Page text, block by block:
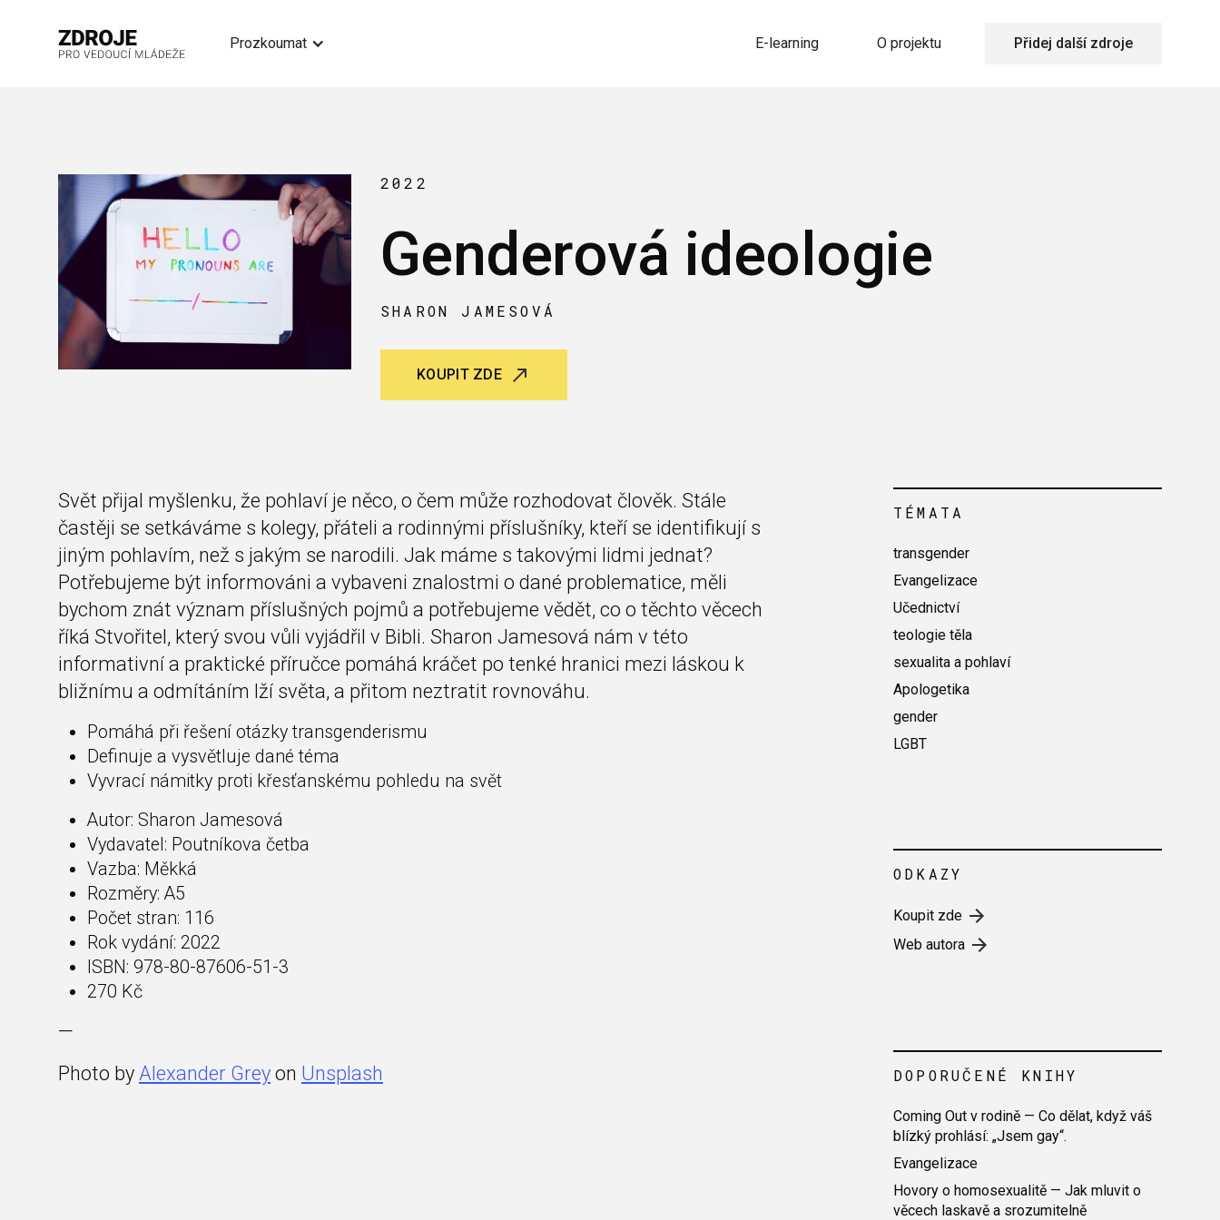
Prozkoumat E-learning O projektu Přidej další zdroje
2022
Genderová ideologie
SHARON JAMESOVÁ
KOUPIT ZDE
Svět přijal myšlenku, že pohlaví je něco, o čem může rozhodovat člověk. Stále
častěji se setkáváme s kolegy, přáteli a rodinnými příslušníky, kteří se identifikují s
jiným pohlavím, než s jakým se narodili. Jak máme s takovými lidmi jednat?
Potřebujeme být informováni a vybaveni znalostmi o dané problematice, měli
bychom znát význam příslušných pojmů a potřebujeme vědět, co o těchto věcech
říká Stvořitel, který svou vůli vyjádřil v Bibli. Sharon Jamesová nám v této
informativní a praktické příručce pomáhá kráčet po tenké hranici mezi láskou k
bližnímu a odmítáním lží světa, a přitom neztratit rovnováhu.
Pomáhá při řešení otázky transgenderismu
Definuje a vysvětluje dané téma
Vyvrací námitky proti křesťanskému pohledu na svět
Autor: Sharon Jamesová
Vydavatel: Poutníkova četba
Vazba: Měkká
Rozměry: A5
Počet stran: 116
Rok vydání: 2022
ISBN: 978-80-87606-51-3
270 Kč
—
Photo by Alexander Grey on Unsplash
TÉMATA
transgender
Evangelizace
Učednictví
teologie těla
sexualita a pohlaví
Apologetika
gender
LGBT
ODKAZY
Koupit zde
Web autora
DOPORUČENÉ KNIHY
Coming Out v rodině — Co dělat, když váš
blízký prohlásí: „Jsem gay“.
Evangelizace
Hovory o homosexualitě — Jak mluvit o
věcech laskavě a srozumitelně